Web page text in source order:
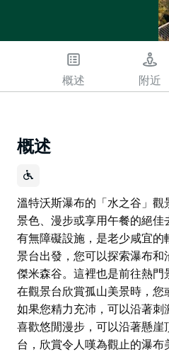
概述 附近
概述
溫特沃斯瀑布的「水之谷」
景色、漫步或享用午餐的絕
有無障礙設施，是老少咸宜
景台出發，您可以探索瀑布
傑米森谷。這裡也是前往熱門
在觀景台欣賞孤山美景時，您
如果您精力充沛，可以沿著
喜歡悠閒漫步，可以沿著懸
台，欣賞令人嘆為觀止的瀑布